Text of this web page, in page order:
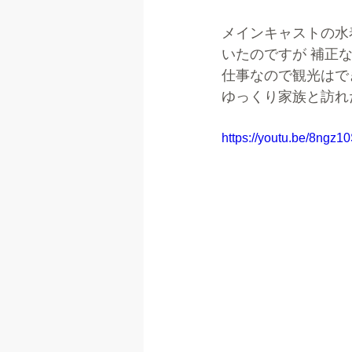
メインキャストの
いたのですが 補正
仕事なので観光は
ゆっくり家族と訪
https://youtu.be/